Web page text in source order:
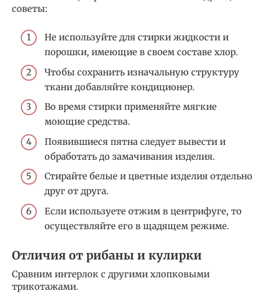
советы:
Не используйте для стирки жидкости и
порошки, имеющие в своем составе хлор.
Чтобы сохранить изначальную структуру
ткани добавляйте кондиционер.
Во время стирки применяйте мягкие
моющие средства.
Появившиеся пятна следует вывести и
обработать до замачивания изделия.
Стирайте белые и цветные изделия отдельно
друг от друга.
Если используете отжим в центрифуге, то
осуществляйте его в щадящем режиме.
Отличия от рибаны и кулирки
Сравним интерлок с другими хлопковыми
трикотажами.